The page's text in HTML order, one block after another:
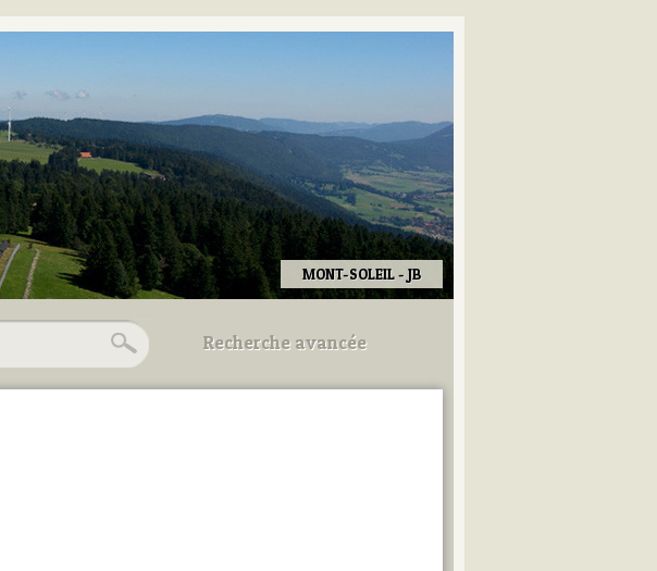
MONT-SOLEIL - JB
Recherche avancée
Utilisez les champs ci-dessous